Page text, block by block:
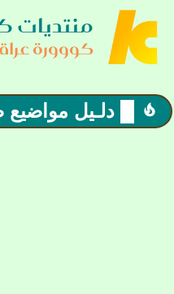
منتديات
كووورة
 █ دلـيل مواضيع